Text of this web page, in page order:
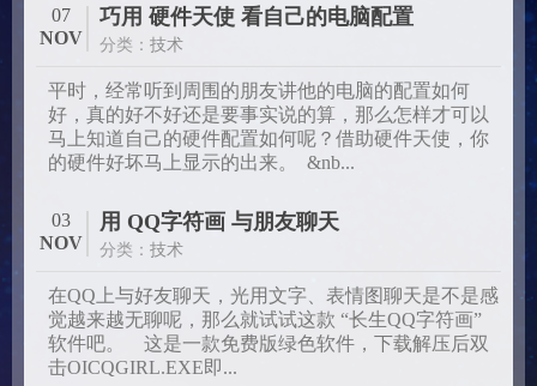
巧用 硬件天使 看自己的电脑配置
分类： 技术
07
NOV
平时，经常听到周围的朋友讲他的电脑的配置如何
好，真的好不好还是要事实说的算，那么怎样才可以
马上知道自己的硬件配置如何呢？借助硬件天使，你
的硬件好坏马上显示的出来。 &nb...
用 QQ字符画 与朋友聊天
分类： 技术
03
NOV
在QQ上与好友聊天，光用文字、表情图聊天是不是感
觉越来越无聊呢，那么就试试这款 “长生QQ字符画”
软件吧。 这是一款免费版绿色软件，下载解压后双
击OICQGIRL.EXE即...